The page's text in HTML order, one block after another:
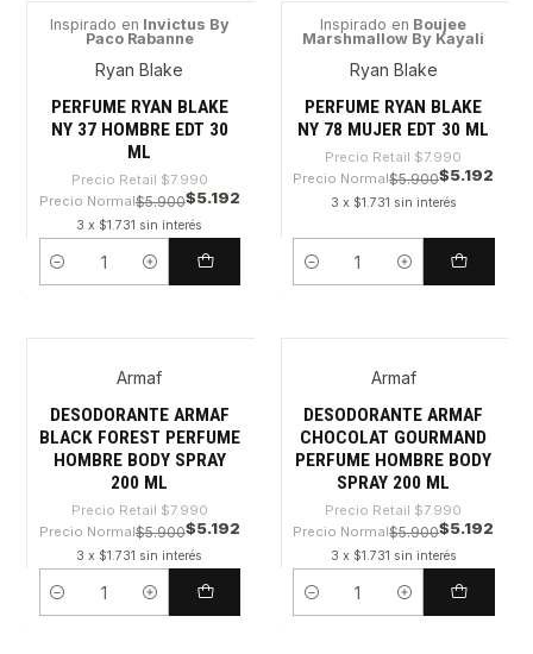
-35%
Inspirado en Invictus By
Paco Rabanne
Ryan Blake
PERFUME RYAN BLAKE
NY 37 HOMBRE EDT 30
ML
Precio Retail $7.990
Precio Normal$5.900$5.192
3 x $1.731 sin interés
Cantidad
-35%
Inspirado en Boujee
Marshmallow By Kayali
Ryan Blake
PERFUME RYAN BLAKE
NY 78 MUJER EDT 30 ML
Precio Retail $7.990
Precio Normal$5.900$5.192
3 x $1.731 sin interés
Cantidad
Armaf
DESODORANTE ARMAF
BLACK FOREST PERFUME
HOMBRE BODY SPRAY
200 ML
Precio Retail $7.990
Precio Normal$5.900$5.192
3 x $1.731 sin interés
Cantidad
Armaf
DESODORANTE ARMAF
CHOCOLAT GOURMAND
PERFUME HOMBRE BODY
SPRAY 200 ML
Precio Retail $7.990
Precio Normal$5.900$5.192
3 x $1.731 sin interés
Cantidad